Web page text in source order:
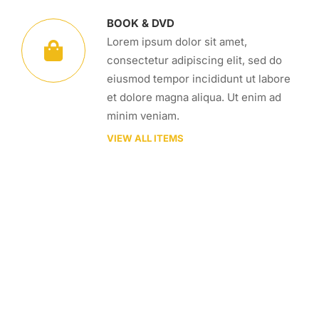
BOOK & DVD
Lorem ipsum dolor sit amet,
consectetur adipiscing elit, sed do
eiusmod tempor incididunt ut labore
et dolore magna aliqua. Ut enim ad
minim veniam.
VIEW ALL ITEMS